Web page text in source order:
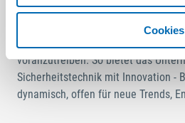
richtig lebenswert machen.
ganz früh in Kunden-Projekte ein
fortwährend, um die Entwicklung von
voranzutreiben. So bietet das
Sicherheitstechnik mit Innovation -
dynamisch, offen für neue Trends,